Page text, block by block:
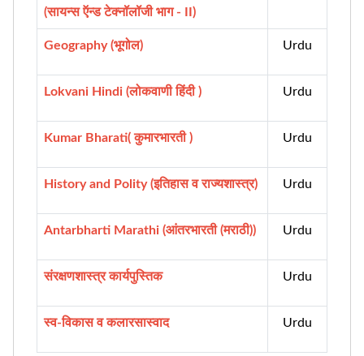
(सायन्स ऍन्ड टेक्नॉलॉजी भाग - II)
Geography (भूगोल) Urdu
Lokvani Hindi (लोकवाणी हिंदी ) Urdu
Kumar Bharati( कुमारभारती ) Urdu
History and Polity (इतिहास व राज्यशास्त्र) Urdu
Antarbharti Marathi (आंतरभारती (मराठी)) Urdu
संरक्षणशास्त्र कार्यपुस्तिक Urdu
स्व-विकास व कलारसास्वाद Urdu